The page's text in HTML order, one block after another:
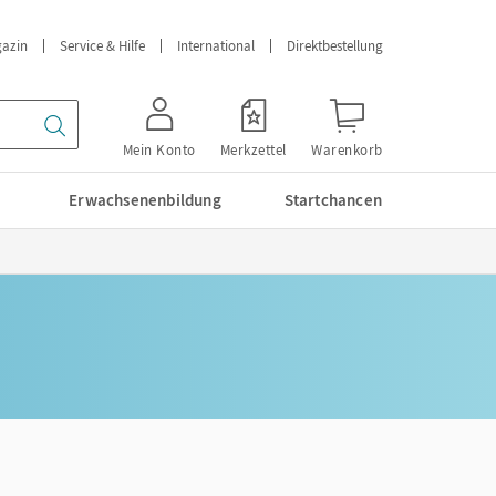
Service & Hilfe International Direktbestellung
Mein Konto Merkzettel Warenkorb
Erwachsenenbildung Startchancen